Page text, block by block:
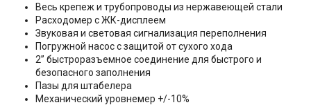
Весь крепеж и трубопроводы из нержавеющей стали
Расходомер с ЖК-дисплеем
Звуковая и световая сигнализация переполнения
Погружной насос с защитой от сухого хода
2” быстроразъемное соединение для быстрого и
безопасного заполнения
Пазы для штабелера
Механический уровнемер +/-10%